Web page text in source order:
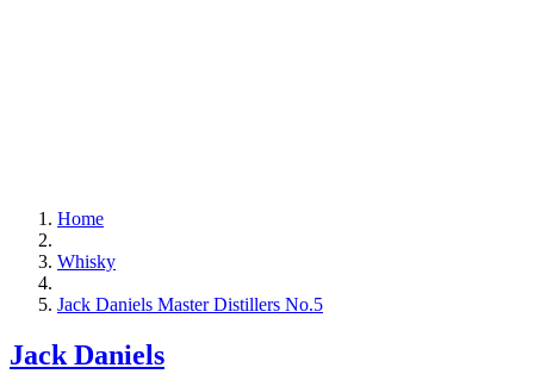
Home
Whisky
Jack Daniels Master Distillers No.5
Jack Daniels